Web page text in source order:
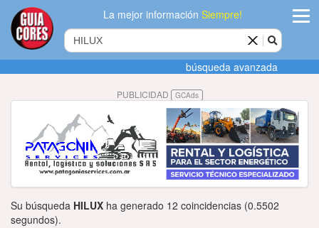
La mejor informaciónSiempre!
Agregar
empresa
Actualizar
datos
Publicidad
búsqueda avanzada
PUBLICIDAD GCAds
Su búsqueda HILUX ha generado 12 coincidencias (0.5502
segundos).